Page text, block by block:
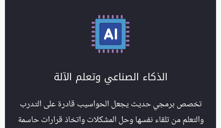
الذكاء الصناعي وتعلم الآلة
تخصص برمجي حديث يجعل الحواسيب قادرة على التدرب
والتعلم من تلقاء نفسها وحل المشكلات واتخاذ قرارات حاسمة